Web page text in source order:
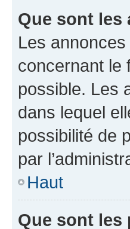
Que sont les
Les
concernant le
possible. Les
dans lequel
possibilité de
par
Haut
Que sont les